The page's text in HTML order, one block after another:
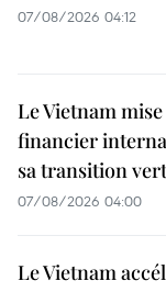
07/08/2026 04:12
Le Vietnam
financier
sa transition
07/08/2026 04:00
Le Vietnam